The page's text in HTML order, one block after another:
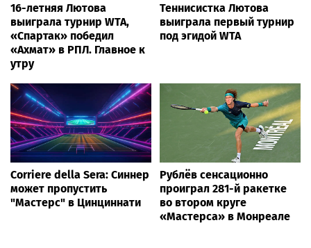
16-летняя Лютова
выиграла турнир WTA,
«Спартак» победил
«Ахмат» в РПЛ. Главное к
утру
Теннисистка Лютова
выиграла первый турнир
под эгидой WTA
Corriere della Sera: Синнер
может пропустить
"Мастерс" в Цинциннати
Рублёв сенсационно
проиграл 281-й ракетке
во втором круге
«Мастерса» в Монреале